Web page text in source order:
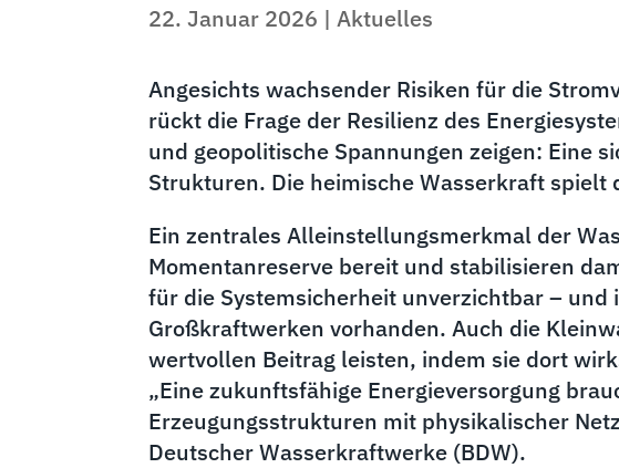
22. Januar 2026 |Aktuelles
Angesichts wachsender Risiken für die
rückt die Frage der Resilienz des
und geopolitische Spannungen zeigen: Eine
Strukturen. Die heimische Wasserkraft spielt
Ein zentrales Alleinstellungsmerkmal der
Momentanreserve bereit und stabilisieren
für die Systemsicherheit unverzichtbar –
Großkraftwerken vorhanden. Auch die
wertvollen Beitrag leisten, indem sie dort
„Eine zukunftsfähige Energieversorgung
Erzeugungsstrukturen mit physikalischer
Deutscher Wasserkraftwerke (BDW).